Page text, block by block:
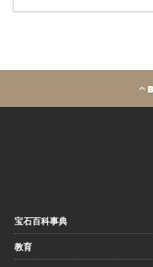
宝石百科事典
教育